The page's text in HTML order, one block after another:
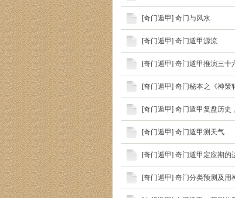
[奇门遁甲] 奇门与风水
[奇门遁甲] 奇门遁甲源流
[奇门遁甲] 奇门遁甲推演三十
[奇门遁甲] 奇门秘本之《神策
[奇门遁甲] 奇门遁甲复盘历史
[奇门遁甲] 奇门遁甲测天气
[奇门遁甲] 奇门遁甲定应期的
[奇门遁甲] 奇门分类预测及用